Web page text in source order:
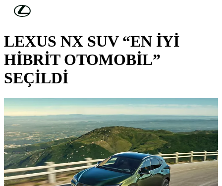
Skip to Main Content
LEXUS HABERLERİ
LEXUS NX SUV “EN İYİ
HİBRİT OTOMOBİL”
SEÇİLDİ